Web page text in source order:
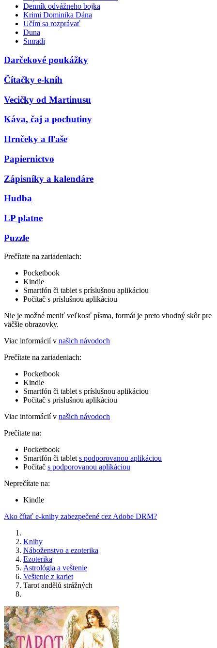
Denník odvážneho bojka
Krimi Dominika Dána
Učím sa rozprávať
Duna
Smradi
Darčekové poukážky
Čítačky e-kníh
Vecičky od Martinusu
Káva, čaj a pochutiny
Hrnčeky a fľaše
Papiernictvo
Zápisníky a kalendáre
Hudba
LP platne
Puzzle
Prečítate na zariadeniach:
Pocketbook
Kindle
Smartfón či tablet s príslušnou aplikáciou
Počítač s príslušnou aplikáciou
Nie je možné meniť veľkosť písma, formát je preto vhodný skôr pre
väčšie obrazovky.
Viac informácií v našich návodoch
Prečítate na zariadeniach:
Pocketbook
Kindle
Smartfón či tablet s príslušnou aplikáciou
Počítač s príslušnou aplikáciou
Viac informácií v našich návodoch
Prečítate na:
Pocketbook
Smartfón či tablet s podporovanou aplikáciou
Počítač s podporovanou aplikáciou
Neprečítate na:
Kindle
Ako čítať e-knihy zabezpečené cez Adobe DRM?
Knihy
Náboženstvo a ezoterika
Ezoterika
Astrológia a veštenie
Veštenie z kariet
Tarot andělů strážných